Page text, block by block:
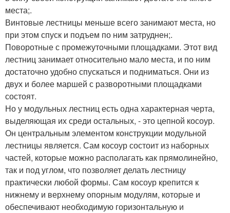
места;.
Винтовые лестницы меньше всего занимают места, но
при этом спуск и подъем по ним затруднен;.
Поворотные с промежуточными площадками. Этот вид
лестниц занимает относительно мало места, и по ним
достаточно удобно спускаться и подниматься. Они из
двух и более маршей с разворотными площадками
состоят.
Но у модульных лестниц есть одна характерная черта,
выделяющая их среди остальных, - это цепной косоур.
Он центральным элементом конструкции модульной
лестницы является. Сам косоур состоит из наборных
частей, которые можно располагать как прямолинейно,
так и под углом, что позволяет делать лестницу
практически любой формы. Сам косоур крепится к
нижнему и верхнему опорным модулям, которые и
обеспечивают необходимую горизонтальную и